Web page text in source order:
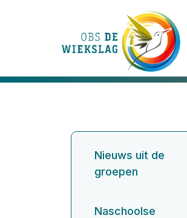
Onze activiteitenNieuws uit de
groepen
Naschoolse